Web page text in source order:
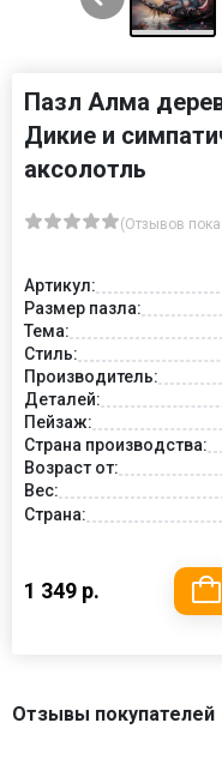
Пазл Алма
Дикие и
аксолотль
(Отзывов пока
Артикул:
Размер пазла:
Тема:
Стиль:
Производитель:
Деталей:
Пейзаж:
Страна производства:
Возраст от:
Вес:
Страна:
1 349 р.
Отзывы покупателей